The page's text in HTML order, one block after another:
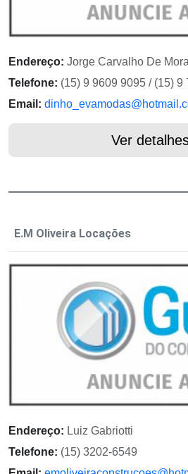
Endereço: Jorge Carvalho De
Telefone: (15) 9 9609 9095 / (15) 9
Email:
Ver
E.M Oliveira Locações
Endereço: Luiz Gabriotti
Telefone: (15) 3202-6549